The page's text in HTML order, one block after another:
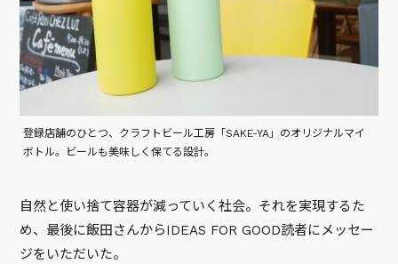
登録店舗のひとつ、クラフトビール工房「SAKE-YA」のオリジナルマイ
ボトル。ビールも美味しく保てる設計。
自然と使い捨て容器が減っていく社会。それを実現するた
め、最後に飯田さんからIDEAS FOR GOOD読者にメッセー
ジをいただいた。